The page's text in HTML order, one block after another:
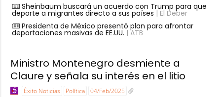
Sheinbaum buscará un acuerdo con Trump para que
deporte a migrantes directo a sus países | El Deber
Presidenta de México presentó plan para afrontar
deportaciones masivas de EE.UU. | ATB
Ministro Montenegro desmiente a
Claure y señala su interés en el litio
Éxito Noticias Política 04/Feb/2025